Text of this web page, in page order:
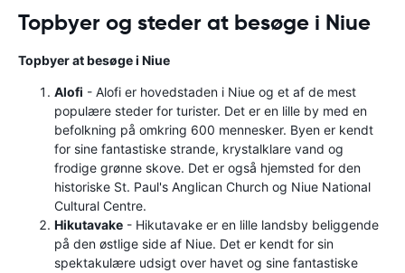
Topbyer og steder at besøge i Niue
Topbyer at besøge i Niue
Alofi - Alofi er hovedstaden i Niue og et af de mest
populære steder for turister. Det er en lille by med en
befolkning på omkring 600 mennesker. Byen er kendt
for sine fantastiske strande, krystalklare vand og
frodige grønne skove. Det er også hjemsted for den
historiske St. Paul's Anglican Church og Niue National
Cultural Centre.
Hikutavake - Hikutavake er en lille landsby beliggende
på den østlige side af Niue. Det er kendt for sin
spektakulære udsigt over havet og sine fantastiske